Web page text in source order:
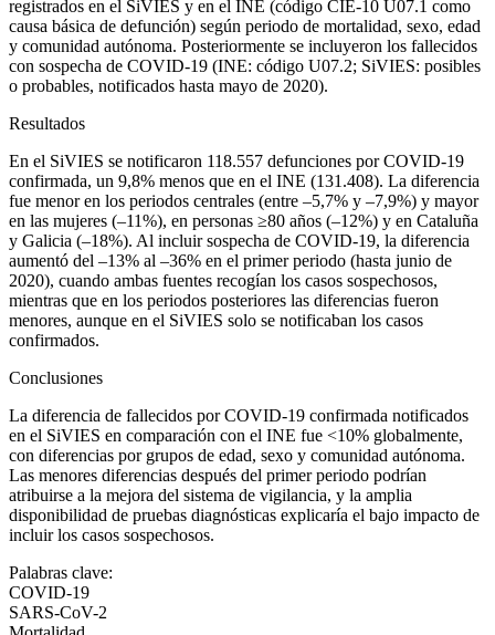
registrados en el SiVIES y en el INE (código CIE-10 U07.1 como
causa básica de defunción) según periodo de mortalidad, sexo, edad
y comunidad autónoma. Posteriormente se incluyeron los fallecidos
con sospecha de COVID-19 (INE: código U07.2; SiVIES: posibles
o probables, notificados hasta mayo de 2020).
Resultados
En el SiVIES se notificaron 118.557 defunciones por COVID-19
confirmada, un 9,8% menos que en el INE (131.408). La diferencia
fue menor en los periodos centrales (entre –5,7% y –7,9%) y mayor
en las mujeres (–11%), en personas ≥80 años (–12%) y en Cataluña
y Galicia (–18%). Al incluir sospecha de COVID-19, la diferencia
aumentó del –13% al –36% en el primer periodo (hasta junio de
2020), cuando ambas fuentes recogían los casos sospechosos,
mientras que en los periodos posteriores las diferencias fueron
menores, aunque en el SiVIES solo se notificaban los casos
confirmados.
Conclusiones
La diferencia de fallecidos por COVID-19 confirmada notificados
en el SiVIES en comparación con el INE fue <10% globalmente,
con diferencias por grupos de edad, sexo y comunidad autónoma.
Las menores diferencias después del primer periodo podrían
atribuirse a la mejora del sistema de vigilancia, y la amplia
disponibilidad de pruebas diagnósticas explicaría el bajo impacto de
incluir los casos sospechosos.
Palabras clave:
COVID-19
SARS-CoV-2